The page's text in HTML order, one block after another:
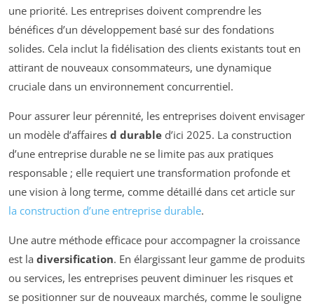
une priorité. Les entreprises doivent comprendre les
bénéfices d’un développement basé sur des fondations
solides. Cela inclut la fidélisation des clients existants tout en
attirant de nouveaux consommateurs, une dynamique
cruciale dans un environnement concurrentiel.
Pour assurer leur pérennité, les entreprises doivent envisager
un modèle d’affaires d durable d’ici 2025. La construction
d’une entreprise durable ne se limite pas aux pratiques
responsable ; elle requiert une transformation profonde et
une vision à long terme, comme détaillé dans cet article sur
la construction d’une entreprise durable.
Une autre méthode efficace pour accompagner la croissance
est la diversification. En élargissant leur gamme de produits
ou services, les entreprises peuvent diminuer les risques et
se positionner sur de nouveaux marchés, comme le souligne